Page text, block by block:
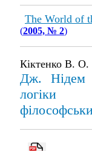
The World of
(2005, № 2)
Кіктенко В. О.
Дж. Нідем
логіки